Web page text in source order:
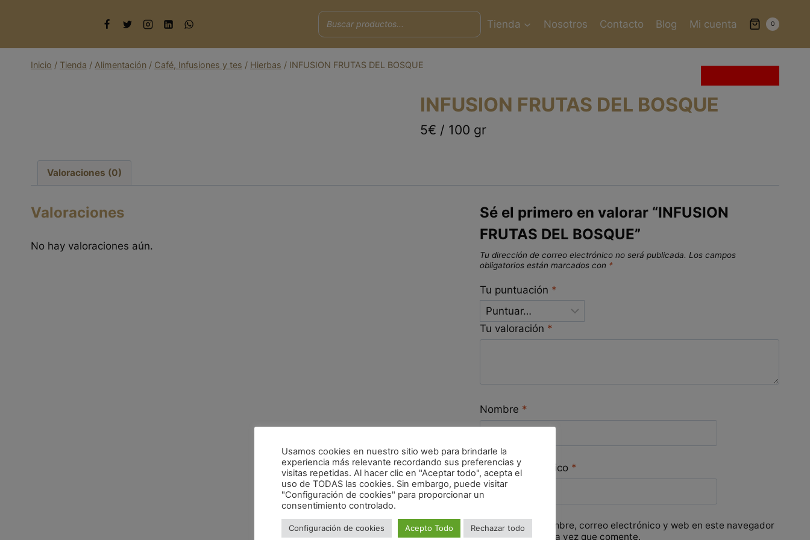
Tienda Nosotros Contacto Blog Mi cuenta 0
Inicio / Tienda / Alimentación / Café, Infusiones y tes / Hierbas / INFUSION FRUTAS DEL BOSQUE
INFUSION FRUTAS DEL BOSQUE
5€ / 100 gr
Valoraciones (0)
Valoraciones
No hay valoraciones aún.
Sé el primero en valorar “INFUSION
FRUTAS DEL BOSQUE”
Tu dirección de correo electrónico no será publicada. Los campos
obligatorios están marcados con *
Tu puntuación *
Tu valoración *
Nombre *
Correo electrónico *
Guarda mi nombre, correo electrónico y web en este navegador
para la próxima vez que comente.
Usamos cookies en nuestro sitio web para brindarle la
experiencia más relevante recordando sus preferencias y
visitas repetidas. Al hacer clic en "Aceptar todo", acepta el
uso de TODAS las cookies. Sin embargo, puede visitar
"Configuración de cookies" para proporcionar un
consentimiento controlado.
Configuración de cookies Acepto Todo Rechazar todo